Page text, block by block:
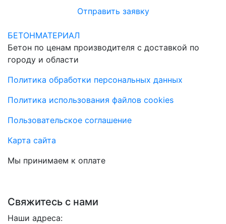
Отправить заявку
БЕТОНМАТЕРИАЛ
Бетон по ценам производителя с доставкой по
городу и области
Политика обработки персональных данных
Политика использования файлов cookies
Пользовательское соглашение
Карта сайта
Мы принимаем к оплате
Свяжитесь с нами
Наши адреса: